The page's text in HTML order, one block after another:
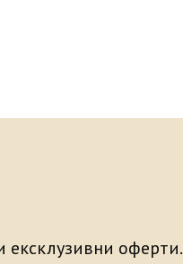
ексклузивни оферти.